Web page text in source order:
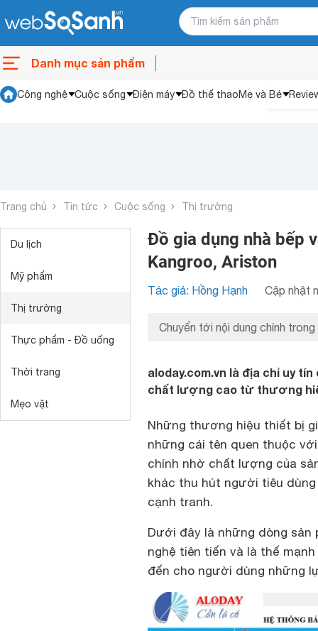
Danh mục sản phẩm
Công nghệ Cuộc sống Điện máy Đồ thể thaoMẹ và Bé
Trang chủ Tin tức Cuộc sống Thị trường
Du lịch
Mỹ phẩm
Thị trường
Thực phẩm - Đồ uống
Thời trang
Mẹo vặt
Đồ gia dụng nhà bếp
Kangroo, Ariston
Tác giả: Hồng Hạnh Cập nhật
Chuyển tới nội dung chính trong
aloday.com.vn là địa chỉ uy
chất lượng cao từ thương
Những thương hiệu thiết bị
những cái tên quen thuộc
chính nhờ chất lượng của
khác thu hút người tiêu
cạnh tranh.
Dưới đây là những dòng
nghệ tiên tiến và là thế
đến cho người dùng những